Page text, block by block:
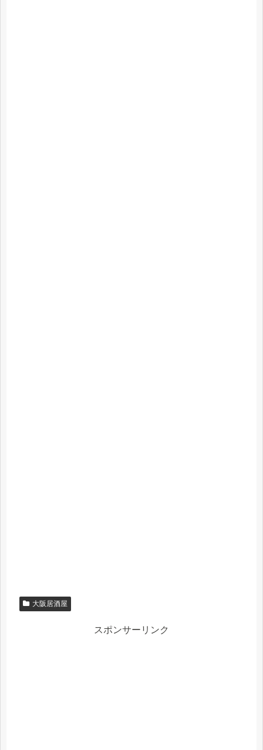
大阪居酒屋
スポンサーリンク